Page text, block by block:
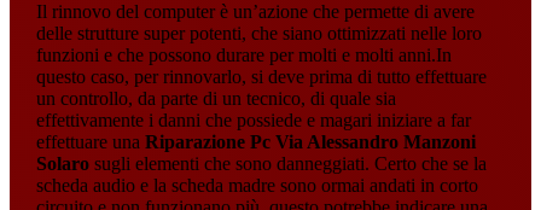
Il rinnovo del computer è un’azione che permette di avere
delle strutture super potenti, che siano ottimizzati nelle loro
funzioni e che possono durare per molti e molti anni.In
questo caso, per rinnovarlo, si deve prima di tutto effettuare
un controllo, da parte di un tecnico, di quale sia
effettivamente i danni che possiede e magari iniziare a far
effettuare una Riparazione Pc Via Alessandro Manzoni
Solarosugli elementi che sono danneggiati. Certo che se la
scheda audio e la scheda madre sono ormai andati in corto